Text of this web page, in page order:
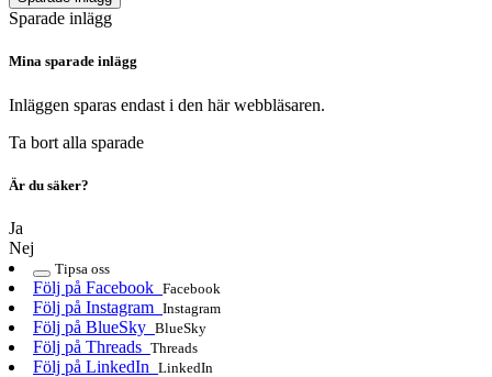
Sparade inlägg
Mina sparade inlägg
Inläggen sparas endast i den här webbläsaren.
Ta bort alla sparade
Är du säker?
Ja
Nej
Tipsa oss
Följ på Facebook Facebook
Följ på Instagram Instagram
Följ på BlueSky BlueSky
Följ på Threads Threads
Följ på LinkedIn LinkedIn